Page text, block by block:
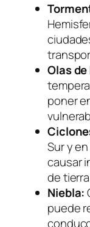
Olas de
poner
Sur y
causar
de
Niebla:
puede